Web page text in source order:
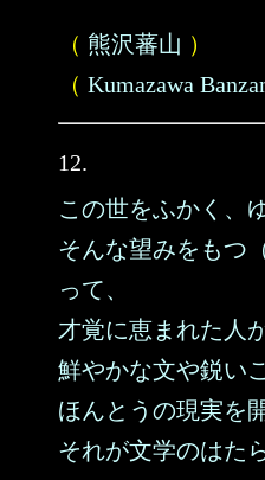
（ 熊沢蕃山 ）
（ Kumazawa
12.
この世をふかく、
そんな望みをもつ
って、
才覚に恵まれた人
鮮やかな文や鋭い
ほんとうの現実を
それが文学のはた